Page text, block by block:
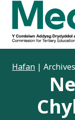
content
Hafan |